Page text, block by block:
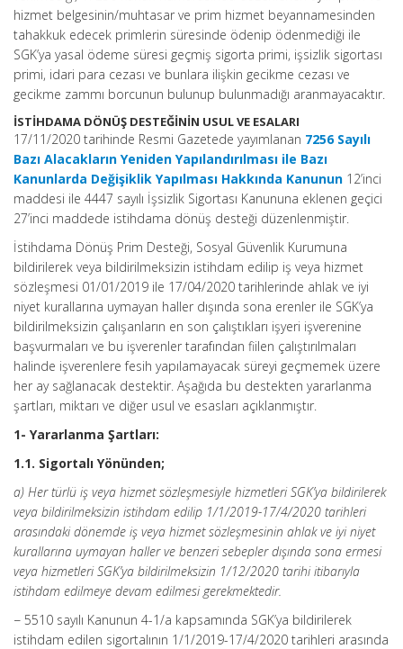
hizmet belgesinin/muhtasar ve prim hizmet beyannamesinden
tahakkuk edecek primlerin süresinde ödenip ödenmediği ile
SGK’ya yasal ödeme süresi geçmiş sigorta primi, işsizlik sigortası
primi, idari para cezası ve bunlara ilişkin gecikme cezası ve
gecikme zammı borcunun bulunup bulunmadığı aranmayacaktır.
İSTİHDAMA DÖNÜŞ DESTEĞİNİN USUL VE ESALARI
17/11/2020 tarihinde Resmi Gazetede yayımlanan 7256 Sayılı
Bazı Alacakların Yeniden Yapılandırılması ile Bazı
Kanunlarda Değişiklik Yapılması Hakkında Kanunun 12’inci
maddesi ile 4447 sayılı İşsizlik Sigortası Kanununa eklenen geçici
27’inci maddede istihdama dönüş desteği düzenlenmiştir.
İstihdama Dönüş Prim Desteği, Sosyal Güvenlik Kurumuna
bildirilerek veya bildirilmeksizin istihdam edilip iş veya hizmet
sözleşmesi 01/01/2019 ile 17/04/2020 tarihlerinde ahlak ve iyi
niyet kurallarına uymayan haller dışında sona erenler ile SGK’ya
bildirilmeksizin çalışanların en son çalıştıkları işyeri işverenine
başvurmaları ve bu işverenler tarafından fiilen çalıştırılmaları
halinde işverenlere fesih yapılamayacak süreyi geçmemek üzere
her ay sağlanacak destektir. Aşağıda bu destekten yararlanma
şartları, miktarı ve diğer usul ve esasları açıklanmıştır.
1- Yararlanma Şartları:
1.1. Sigortalı Yönünden;
a) Her türlü iş veya hizmet sözleşmesiyle hizmetleri SGK’ya bildirilerek
veya bildirilmeksizin istihdam edilip 1/1/2019-17/4/2020 tarihleri
arasındaki dönemde iş veya hizmet sözleşmesinin ahlak ve iyi niyet
kurallarına uymayan haller ve benzeri sebepler dışında sona ermesi
veya hizmetleri SGK’ya bildirilmeksizin 1/12/2020 tarihi itibarıyla
istihdam edilmeye devam edilmesi gerekmektedir.
− 5510 sayılı Kanunun 4-1/a kapsamında SGK’ya bildirilerek
istihdam edilen sigortalının 1/1/2019-17/4/2020 tarihleri arasında